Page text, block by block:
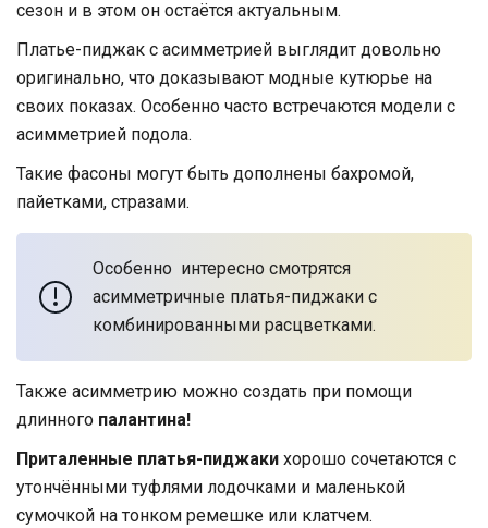
сезон и в этом он остаётся актуальным.
Платье-пиджак с асимметрией выглядит довольно
оригинально, что доказывают модные кутюрье на
своих показах. Особенно часто встречаются модели с
асимметрией подола.
Такие фасоны могут быть дополнены бахромой,
пайетками, стразами.
Особенно интересно смотрятся
асимметричные платья-пиджаки с
комбинированными расцветками.
Также асимметрию можно создать при помощи
длинного палантина!
Приталенные платья-пиджаки хорошо сочетаются с
утончёнными туфлями лодочками и маленькой
сумочкой на тонком ремешке или клатчем.